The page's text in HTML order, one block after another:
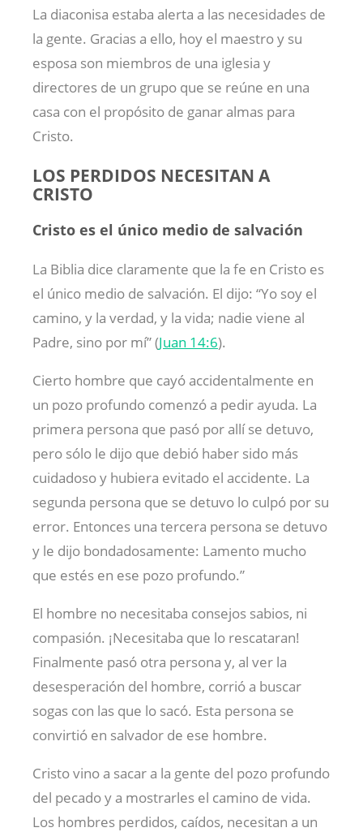
La diaconisa estaba alerta a las necesidades de
la gente. Gracias a ello, hoy el maestro y su
esposa son miembros de una iglesia y
directores de un grupo que se reúne en una
casa con el propósito de ganar almas para
Cristo.
LOS PERDIDOS NECESITAN A
CRISTO
Cristo es el único medio de salvación
La Biblia dice claramente que la fe en Cristo es
el único medio de salvación. El dijo: “Yo soy el
camino, y la verdad, y la vida; nadie viene al
Padre, sino por mí” (Juan 14:6).
Cierto hombre que cayó accidentalmente en
un pozo profundo comenzó a pedir ayuda. La
primera persona que pasó por allí se detuvo,
pero sólo le dijo que debió haber sido más
cuidadoso y hubiera evitado el accidente. La
segunda persona que se detuvo lo culpó por su
error. Entonces una tercera persona se detuvo
y le dijo bondadosamente: Lamento mucho
que estés en ese pozo profundo.”
El hombre no necesitaba consejos sabios, ni
compasión. ¡Necesitaba que lo rescataran!
Finalmente pasó otra persona y, al ver la
desesperación del hombre, corrió a buscar
sogas con las que lo sacó. Esta persona se
convirtió en salvador de ese hombre.
Cristo vino a sacar a la gente del pozo profundo
del pecado y a mostrarles el camino de vida.
Los hombres perdidos, caídos, necesitan a un